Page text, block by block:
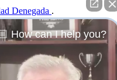
Denegada .
privacidad
How can I help you?